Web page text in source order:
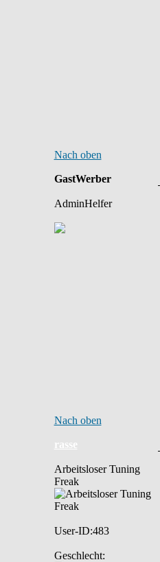
Nach oben
GastWerber
AdminHelfer
Nach oben
rasse
Arbeitsloser Tuning
Freak
User-ID:483
Geschlecht: